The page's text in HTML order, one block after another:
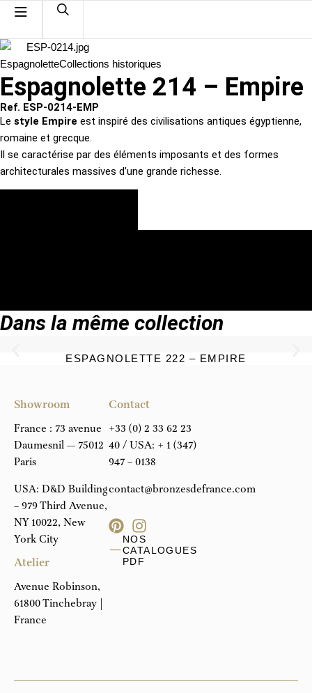
EspagnoletteCollections historiques
Espagnolette 214 – Empire
Ref. ESP-0214-EMP
Le style Empire est inspiré des civilisations antiques égyptienne,
romaine et grecque.
Il se caractérise par des éléments imposants et des formes
architecturales massives d’une grande richesse.
Dans la même collection
ESPAGNOLETTE 222 – EMPIRE
Showroom
France : 73 avenue
Daumesnil — 75012
Paris
USA: D&D Building
– 979 Third Avenue,
NY 10022, New
York City
Atelier
Avenue Robinson,
61800 Tinchebray |
France
Contact
+33 (0) 2 33 62 23
40 / USA: + 1 (347)
947 – 0138
contact@bronzesdefrance.com
NOS
CATALOGUES
PDF